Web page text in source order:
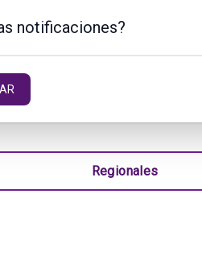
Regionales
notificaciones?